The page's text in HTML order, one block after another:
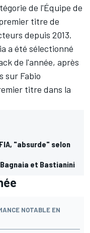
de l'Équipe de
titre de
depuis 2013.
a été sélectionné
de l'année, après
sur Fabio
titre dans la
"absurde" selon
et Bastianini
NOTABLE EN